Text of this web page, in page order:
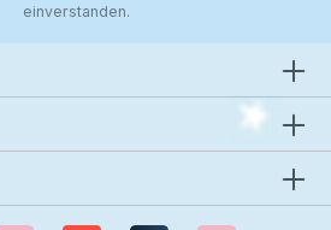
einverstanden.